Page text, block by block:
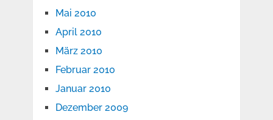
Mai 2010
April 2010
März 2010
Februar 2010
Januar 2010
Dezember 2009